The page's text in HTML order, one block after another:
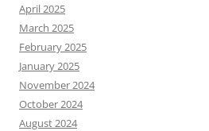
April 2025
March 2025
February 2025
January 2025
November 2024
October 2024
August 2024